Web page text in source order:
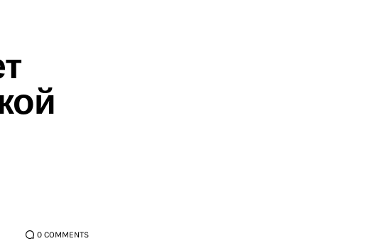
0 COMMENTS